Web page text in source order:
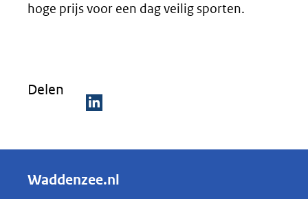
hoge prijs voor een dag veilig sporten.
Delen
e
e
Waddenzee.nl